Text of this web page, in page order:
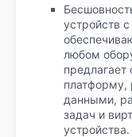
устройств
любом
платформу,
данными,
задач и
устройства.